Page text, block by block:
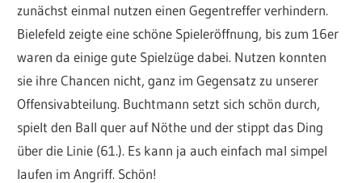
zunächst einmal nutzen einen Gegentreffer verhindern.
Bielefeld zeigte eine schöne Spieleröffnung, bis zum 16er
waren da einige gute Spielzüge dabei. Nutzen konnten
sie ihre Chancen nicht, ganz im Gegensatz zu unserer
Offensivabteilung. Buchtmann setzt sich schön durch,
spielt den Ball quer auf Nöthe und der stippt das Ding
über die Linie (61.). Es kann ja auch einfach mal simpel
laufen im Angriff. Schön!